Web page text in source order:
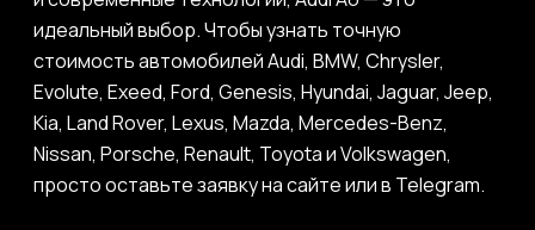
идеальный выбор. Чтобы узнать точную
стоимость автомобилей Audi, BMW, Chrysler,
Evolute, Exeed, Ford, Genesis, Hyundai, Jaguar, Jeep,
Kia, Land Rover, Lexus, Mazda, Mercedes-Benz,
Nissan, Porsche, Renault, Toyota и Volkswagen,
просто оставьте заявку на сайте или в Telegram.